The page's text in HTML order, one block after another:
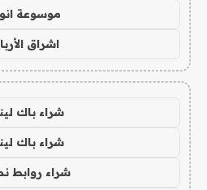
موسوعة
اشراق
شراء باك
شراء باك
شراء روابط